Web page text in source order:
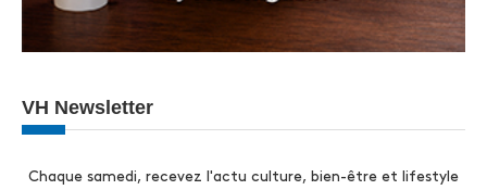
VH Newsletter
Chaque samedi, recevez l'actu culture, bien-être et lifestyle